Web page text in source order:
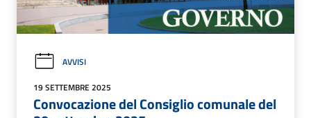
AVVISI
19 SETTEMBRE 2025
Convocazione del Consiglio comunale del